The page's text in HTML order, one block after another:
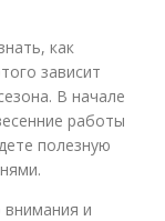
как
зависит
В начале
работы
полезную
внимания и